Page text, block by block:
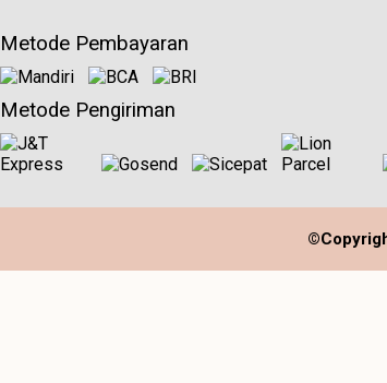
Metode Pembayaran
Metode Pengiriman